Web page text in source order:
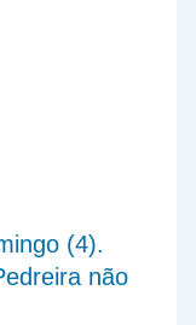
(4).
não